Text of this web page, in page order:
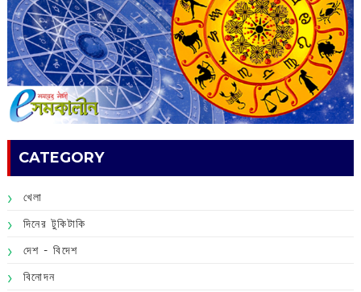
CATEGORY
খেলা
দিনের টুকিটাকি
দেশ - বিদেশ
বিনোদন